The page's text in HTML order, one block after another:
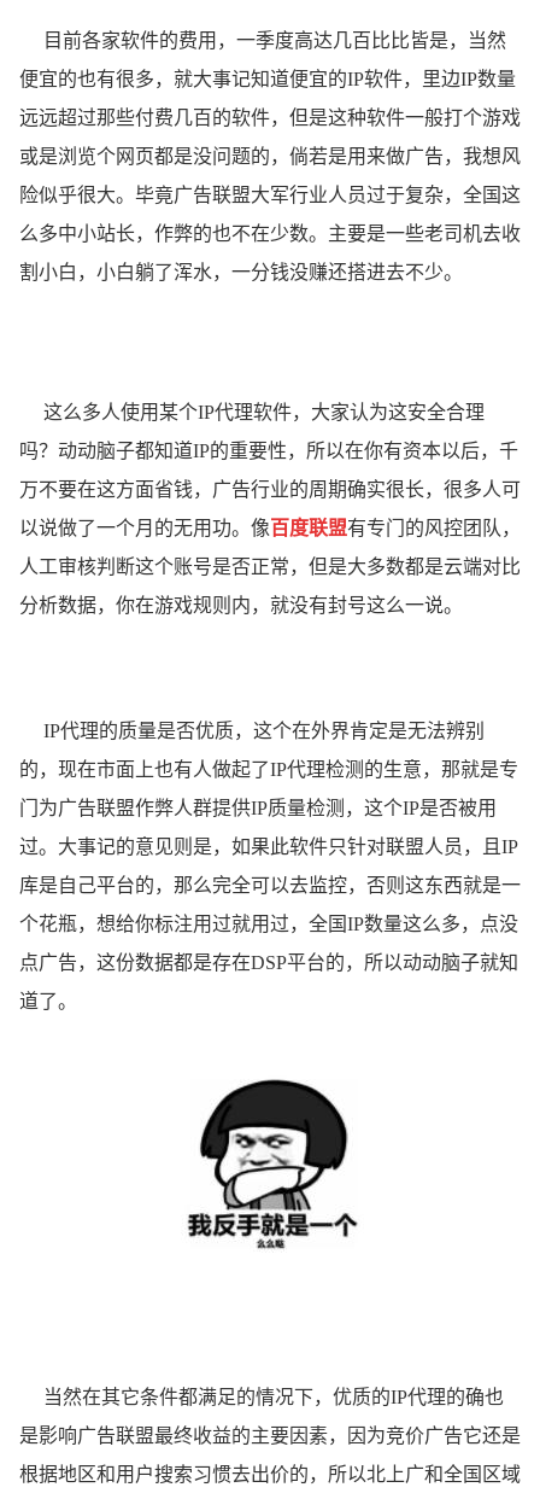
目前各家软件的费用，一季度高达几百比比皆是，当然
便宜的也有很多，就大事记知道便宜的IP软件，里边IP数量
远远超过那些付费几百的软件，但是这种软件一般打个游戏
或是浏览个网页都是没问题的，倘若是用来做广告，我想风
险似乎很大。毕竟广告联盟大军行业人员过于复杂，全国这
么多中小站长，作弊的也不在少数。主要是一些老司机去收
割小白，小白躺了浑水，一分钱没赚还搭进去不少。
这么多人使用某个IP代理软件，大家认为这安全合理
吗？动动脑子都知道IP的重要性，所以在你有资本以后，千
万不要在这方面省钱，广告行业的周期确实很长，很多人可
以说做了一个月的无用功。像百度联盟有专门的风控团队，
人工审核判断这个账号是否正常，但是大多数都是云端对比
分析数据，你在游戏规则内，就没有封号这么一说。
IP代理的质量是否优质，这个在外界肯定是无法辨别
的，现在市面上也有人做起了IP代理检测的生意，那就是专
门为广告联盟作弊人群提供IP质量检测，这个IP是否被用
过。大事记的意见则是，如果此软件只针对联盟人员，且IP
库是自己平台的，那么完全可以去监控，否则这东西就是一
个花瓶，想给你标注用过就用过，全国IP数量这么多，点没
点广告，这份数据都是存在DSP平台的，所以动动脑子就知
道了。
当然在其它条件都满足的情况下，优质的IP代理的确也
是影响广告联盟最终收益的主要因素，因为竞价广告它还是
根据地区和用户搜索习惯去出价的，所以北上广和全国区域